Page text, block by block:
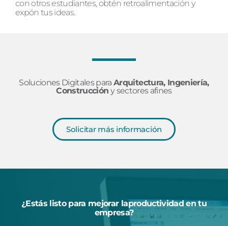
con otros estudiantes, obtén retroalimentación y
expón tus ideas.
Soluciones Digitales paraArquitectura, Ingeniería,
Construcción y sectores afines
Solicitar más información
¿Estás listo para mejorar laproductividad en tu
empresa?